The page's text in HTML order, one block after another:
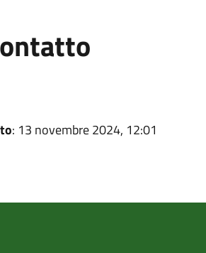
: 13 novembre 2024, 12:01